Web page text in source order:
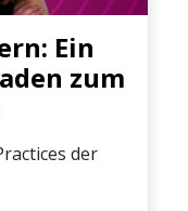
Ein
zum
der